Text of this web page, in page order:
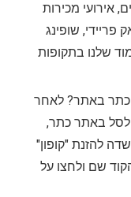
אירועי מכירות
פריידי, שופינג
שלנו בתקופות
כתר באתר? לאחר
באתר כתר,
להזנת "קופון"
שם ולחצו על